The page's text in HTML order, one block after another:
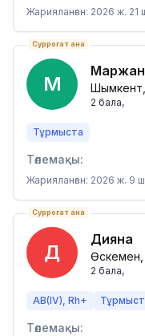
Жарияланған: 2026 ж. 21
Суррогат ана
М
Маржан
Шымкент,
2 бала,
Тұрмыста
Төлемақы:
Жарияланған: 2026 ж. 9
Суррогат ана
Д
Дияна
Өскемен,
2 бала,
AB(IV), Rh+
Төлемақы: